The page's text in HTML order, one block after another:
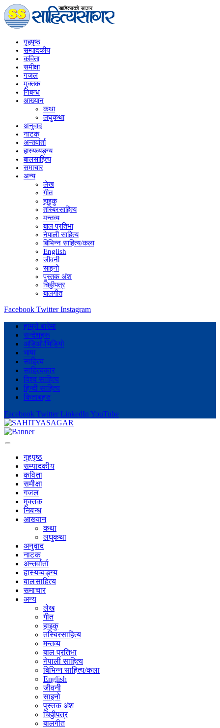
गृहपृष्‍ठ
सम्पादकीय
कविता
समीक्षा
गजल
मुक्तक
निबन्ध
आख्यान
कथा
लघुकथा
अनुवाद
नाटक
अन्तर्वार्ता
हास्यव्यङ्ग्य
बालसाहित्य
समाचार
अन्य
लेख
गीत
हाइकु
तस्बिरसाहित्य
मन्तव्य
बाल प्रतिभा
नेपाली साहित्य
बिभिन्न साहित्य/कला
English
जीवनी
साइनो
पुस्तक अंश
चिठ्ठीपत्र
बालगीत
Facebook Twitter Instagram
हाम्रो बारेमा
सन्देशहरू
अडिओ/भिडियो
भाषा
साहित्य
साहित्यकार
विश्व साहित्य
हिन्दी साहित्य
किताबहरु
Facebook Twitter LinkedIn YouTube
गृहपृष्‍ठ
सम्पादकीय
कविता
समीक्षा
गजल
मुक्तक
निबन्ध
आख्यान
कथा
लघुकथा
अनुवाद
नाटक
अन्तर्वार्ता
हास्यव्यङ्ग्य
बालसाहित्य
समाचार
अन्य
लेख
गीत
हाइकु
तस्बिरसाहित्य
मन्तव्य
बाल प्रतिभा
नेपाली साहित्य
बिभिन्न साहित्य/कला
English
जीवनी
साइनो
पुस्तक अंश
चिठ्ठीपत्र
बालगीत